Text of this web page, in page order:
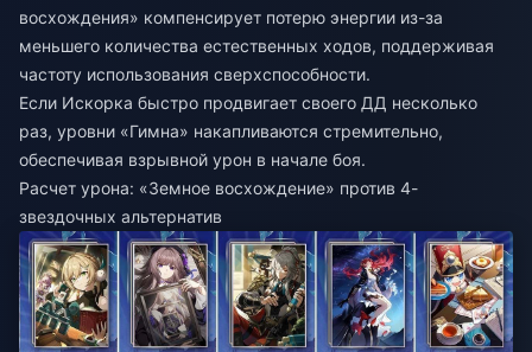
восхождения» компенсирует потерю энергии из-за
меньшего количества естественных ходов, поддерживая
частоту использования сверхспособности.
Если Искорка быстро продвигает своего ДД несколько
раз, уровни «Гимна» накапливаются стремительно,
обеспечивая взрывной урон в начале боя.
Расчет урона: «Земное восхождение» против 4-
звездочных альтернатив